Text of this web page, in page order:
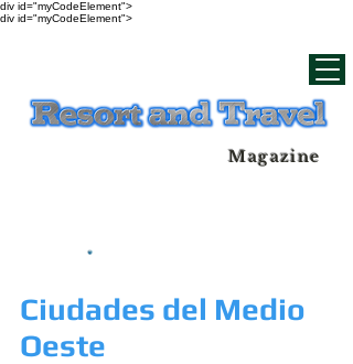
div id="myCodeElement">
div id="myCodeElement">
Magazine
Ciudades del Medio
Oeste